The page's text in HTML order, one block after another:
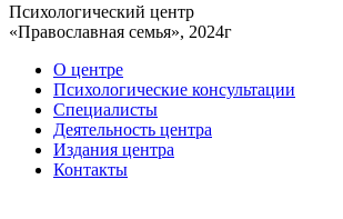
Психологический центр
«Православная семья», 2024г
О центре
Психологические консультации
Специалисты
Деятельность центра
Издания центра
Контакты